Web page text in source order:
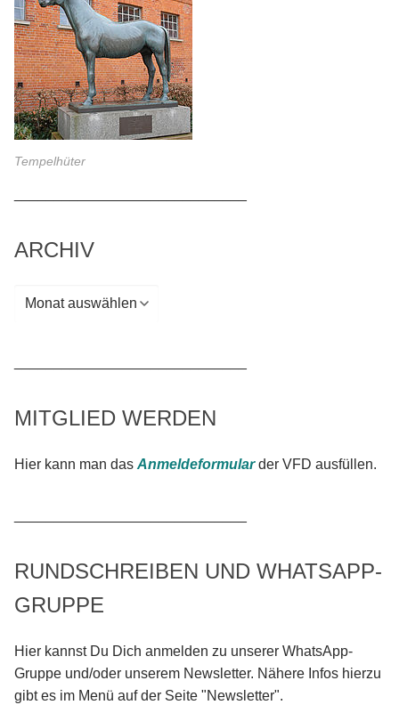
Tempelhüter
ARCHIV
Archiv
MITGLIED WERDEN
Hier kann man das Anmeldeformularder VFD ausfüllen.
RUNDSCHREIBEN UND WHATSAPP-
GRUPPE
Hier kannst Du Dich anmelden zu unserer WhatsApp-
Gruppe und/oder unserem Newsletter. Nähere Infos hierzu
gibt es im Menü auf der Seite "Newsletter".